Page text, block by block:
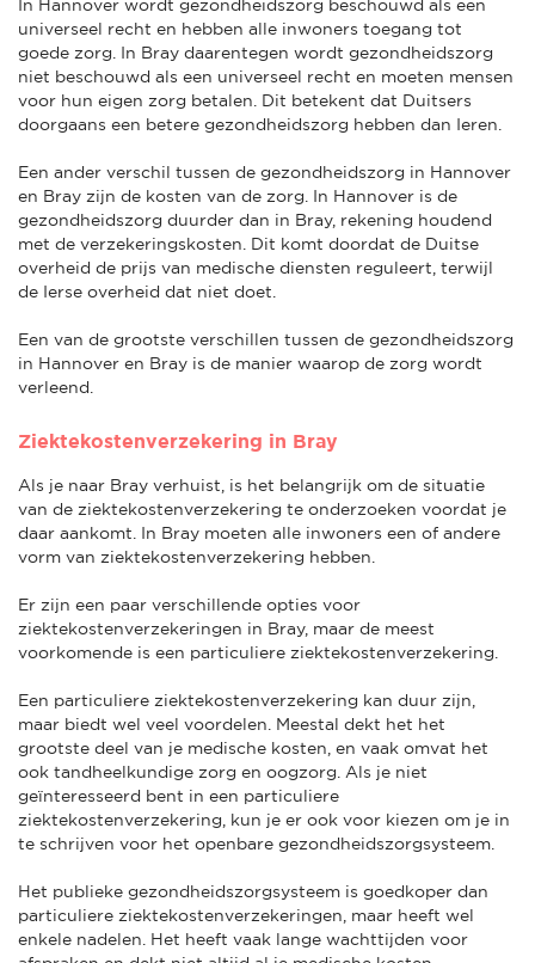
In Hannover wordt gezondheidszorg beschouwd als een
universeel recht en hebben alle inwoners toegang tot
goede zorg. In Bray daarentegen wordt gezondheidszorg
niet beschouwd als een universeel recht en moeten mensen
voor hun eigen zorg betalen. Dit betekent dat Duitsers
doorgaans een betere gezondheidszorg hebben dan Ieren.
Een ander verschil tussen de gezondheidszorg in Hannover
en Bray zijn de kosten van de zorg. In Hannover is de
gezondheidszorg duurder dan in Bray, rekening houdend
met de verzekeringskosten. Dit komt doordat de Duitse
overheid de prijs van medische diensten reguleert, terwijl
de Ierse overheid dat niet doet.
Een van de grootste verschillen tussen de gezondheidszorg
in Hannover en Bray is de manier waarop de zorg wordt
verleend.
Ziektekostenverzekering in Bray
Als je naar Bray verhuist, is het belangrijk om de situatie
van de ziektekostenverzekering te onderzoeken voordat je
daar aankomt. In Bray moeten alle inwoners een of andere
vorm van ziektekostenverzekering hebben.
Er zijn een paar verschillende opties voor
ziektekostenverzekeringen in Bray, maar de meest
voorkomende is een particuliere ziektekostenverzekering.
Een particuliere ziektekostenverzekering kan duur zijn,
maar biedt wel veel voordelen. Meestal dekt het het
grootste deel van je medische kosten, en vaak omvat het
ook tandheelkundige zorg en oogzorg. Als je niet
geïnteresseerd bent in een particuliere
ziektekostenverzekering, kun je er ook voor kiezen om je in
te schrijven voor het openbare gezondheidszorgsysteem.
Het publieke gezondheidszorgsysteem is goedkoper dan
particuliere ziektekostenverzekeringen, maar heeft wel
enkele nadelen. Het heeft vaak lange wachttijden voor